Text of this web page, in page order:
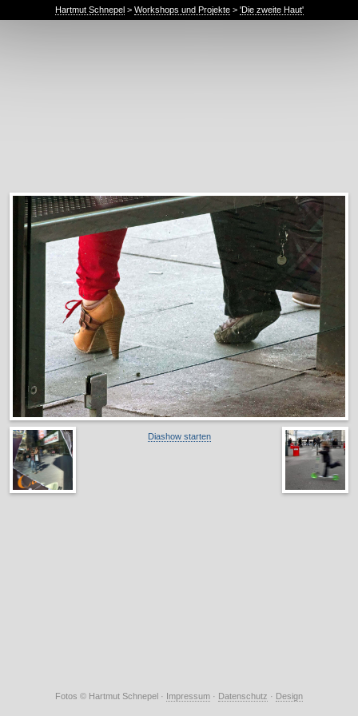
Hartmut Schnepel> Workshops und Projekte> 'Die zweite Haut'
Diashow starten
Fotos © Hartmut Schnepel · Impressum · Datenschutz · Design